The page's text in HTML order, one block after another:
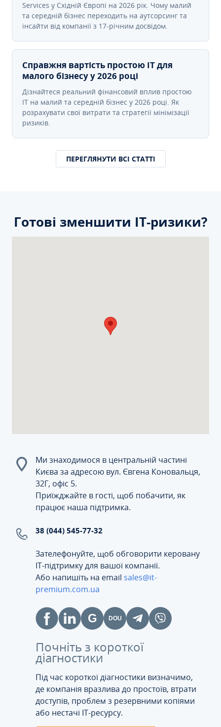
Services у Східній Європі на 2026 рік. Чому малий
та середній бізнес переходить на аутсорсинг та
інсайти від компанії з 17-річним досвідом.
Справжня вартість простою IT для
малого бізнесу у 2026 році
Дізнайтеся реальний фінансовий вплив простою
IT на малий та середній бізнес у 2026 році. Як
розрахувати свої витрати та стратегії мінімізації
ризиків.
ПЕРЕГЛЯНУТИ ВСІ СТАТТІ
Готові зменшити ІТ-ризики?
Ми знаходимося в центральній частині
Києва за адресою вул. Євгена Коновальця,
32Г, офіс 5.
Приїжджайте в гості, щоб побачити, як
працює наша підтримка.
38 (044) 545-77-32
Зателефонуйте, щоб обговорити керовану
ІТ-підтримку для вашої компанії.
Або напишіть на email sales@it-
premium.com.ua
Почніть з короткої
діагностики
Під час короткої діагностики визначимо,
де компанія вразлива до простоїв, втрати
доступів, проблем з резервними копіями
або нестачі IT-ресурсу.